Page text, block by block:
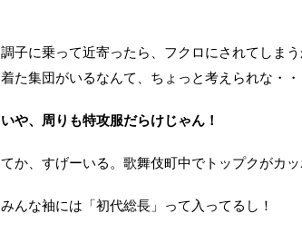
調子に乗って近寄ったら、フクロにされてしま
着た集団がいるなんて、ちょっと考えられな・・
いや、周りも特攻服だらけじゃん！
てか、すげーいる。歌舞伎町中でトップクがカッ
みんな袖には「初代総長」って入ってるし！